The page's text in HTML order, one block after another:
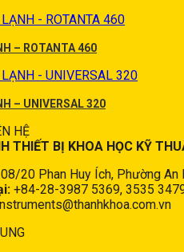
– ROTANTA 460
– UNIVERSAL 320
HỆ
THIẾT BỊ KHOA HỌC KỸ
20 Phan Huy Ích, Phường An
+84-28-3987 5369, 3535